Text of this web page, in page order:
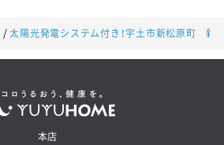
太陽光発電システム付き！宇土市新松原町
本店